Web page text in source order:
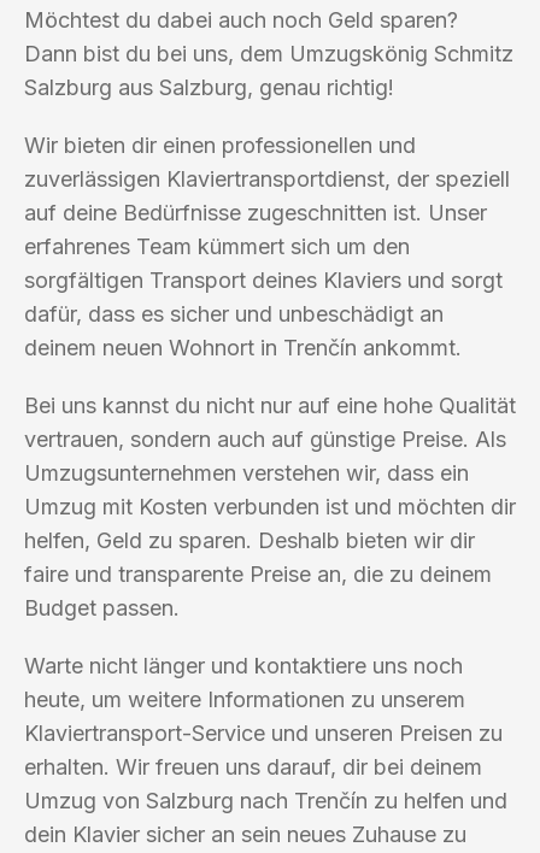
Möchtest du dabei auch noch Geld sparen?
Dann bist du bei uns, dem Umzugskönig Schmitz
Salzburg aus Salzburg, genau richtig!
Wir bieten dir einen professionellen und
zuverlässigen Klaviertransportdienst, der speziell
auf deine Bedürfnisse zugeschnitten ist. Unser
erfahrenes Team kümmert sich um den
sorgfältigen Transport deines Klaviers und sorgt
dafür, dass es sicher und unbeschädigt an
deinem neuen Wohnort in Trenčín ankommt.
Bei uns kannst du nicht nur auf eine hohe Qualität
vertrauen, sondern auch auf günstige Preise. Als
Umzugsunternehmen verstehen wir, dass ein
Umzug mit Kosten verbunden ist und möchten dir
helfen, Geld zu sparen. Deshalb bieten wir dir
faire und transparente Preise an, die zu deinem
Budget passen.
Warte nicht länger und kontaktiere uns noch
heute, um weitere Informationen zu unserem
Klaviertransport-Service und unseren Preisen zu
erhalten. Wir freuen uns darauf, dir bei deinem
Umzug von Salzburg nach Trenčín zu helfen und
dein Klavier sicher an sein neues Zuhause zu